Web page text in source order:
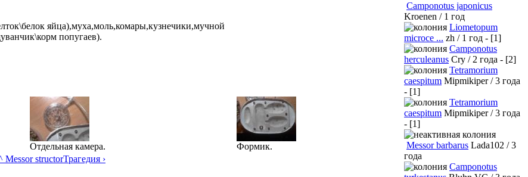
яйца),муха,моль,комары,кузнечики,мучной
попугаев).
Отдельная камера.
Формик.
Messor structorТрагедия ›
Camponotus japonicus
Kroenen / 1 год
Liometopum
microce ... zh / 1 год - [1]
Camponotus
herculeanus Cry / 2 года - [2]
Tetramorium
caespitum Mipmikiper / 3 года
- [1]
Tetramorium
caespitum Mipmikiper / 3 года
- [1]
Messor barbarus Lada102 / 3
года
Camponotus